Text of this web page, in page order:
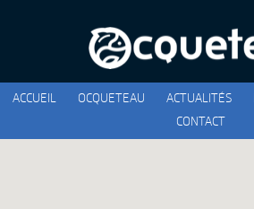
ACCUEIL OCQUETEAU ACTUALITÉS
CONTACT